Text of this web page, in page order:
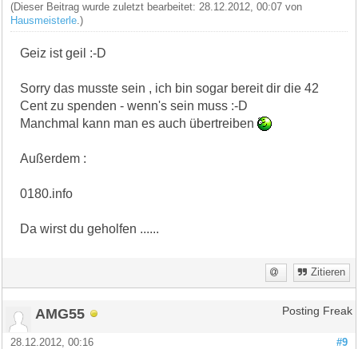
(Dieser Beitrag wurde zuletzt bearbeitet: 28.12.2012, 00:07 von
Hausmeisterle .)
Geiz ist geil :-D
Sorry das musste sein , ich bin sogar bereit dir die 42
Cent zu spenden - wenn's sein muss :-D
Manchmal kann man es auch übertreiben
Außerdem :
0180.info
Da wirst du geholfen ......
Zitieren
AMG55 Posting Freak
#9
28.12.2012, 00:16